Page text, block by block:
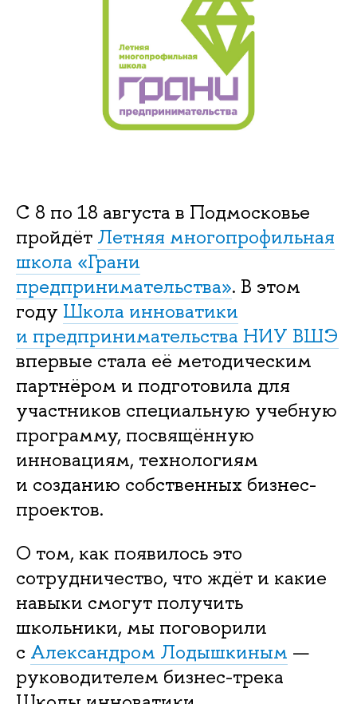
С 8 по 18 августа в Подмосковье
пройдёт Летняя многопрофильная
школа «Грани
предпринимательства». В этом
году Школа инноватики
и предпринимательства НИУ ВШЭ
впервые стала её методическим
партнёром и подготовила для
участников специальную учебную
программу, посвящённую
инновациям, технологиям
и созданию собственных бизнес-
проектов.
О том, как появилось это
сотрудничество, что ждёт и какие
навыки смогут получить
школьники, мы поговорили
с Александром Лодышкиным —
руководителем бизнес-трека